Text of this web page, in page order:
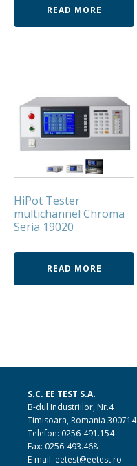
READ MORE
HiPot Tester
multichannel Chroma
Seria 19020
READ MORE
S.C. EE TEST S.A.
B-dul Industriilor, Nr.4
Timisoara, Romania 300714
Telefon: 0256-491.154
Fax: 0256-493.468
E-mail: eetest@eetest.ro